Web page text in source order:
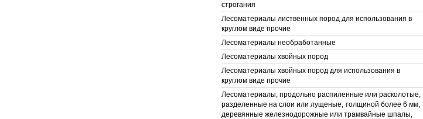
строгания
Лесоматериалы лиственных пород для использования в
круглом виде прочие
Лесоматериалы необработанные
Лесоматериалы хвойных пород
Лесоматериалы хвойных пород для использования в
круглом виде прочие
Лесоматериалы, продольно распиленные или расколотые,
разделенные на слои или лущеные, толщиной более 6 мм;
деревянные железнодорожные или трамвайные шпалы,